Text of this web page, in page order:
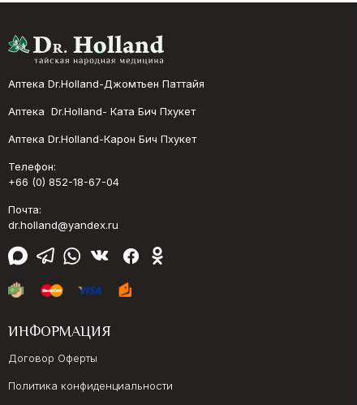
Аптека Dr.Holland-Джомтьен Паттайя
Аптека Dr.Holland- Ката Бич Пхукет
Аптека Dr.Holland-Карон Бич Пхукет
Телефон:
+66 (0) 852-18-67-04
Почта:
dr.holland@yandex.ru
ИНФОРМАЦИЯ
Договор Оферты
Политика конфиденциальности